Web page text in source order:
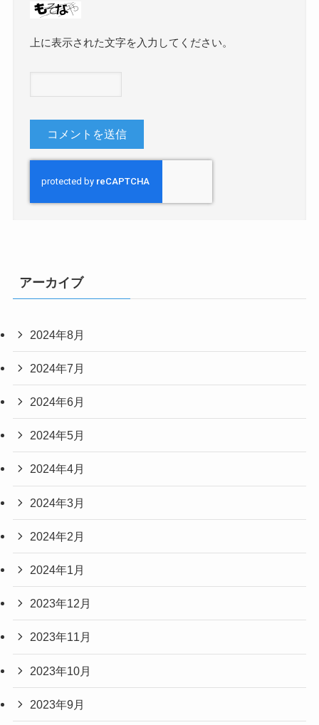
上に表示された文字を入力してください。
アーカイブ
2024年8月
2024年7月
2024年6月
2024年5月
2024年4月
2024年3月
2024年2月
2024年1月
2023年12月
2023年11月
2023年10月
2023年9月